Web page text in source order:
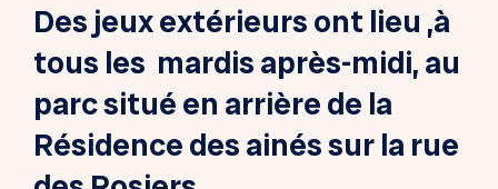
Des jeux extérieurs ont lieu ,à
tous les mardis après-midi, au
parc situé en arrière de la
Résidence des ainés sur la rue